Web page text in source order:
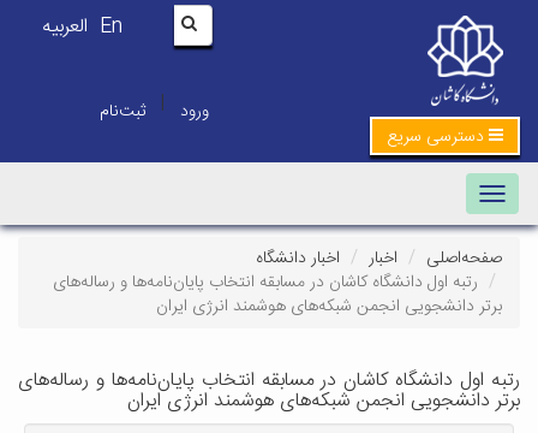
En العربیه
ورود | ثبت‌نام
دسترسی سریع
Toggle navigation
صفحه‌اصلی اخبار
اخبار دانشگاه
رتبه اول دانشگاه کاشان در مسابقه انتخاب پایان‌نامه‌ها و رساله‌های
برتر دانشجویی انجمن شبکه‌های هوشمند انرژی ایران
رتبه اول دانشگاه کاشان در مسابقه انتخاب پایان‌نامه‌ها و رساله‌های
برتر دانشجویی انجمن شبکه‌های هوشمند انرژی ایران